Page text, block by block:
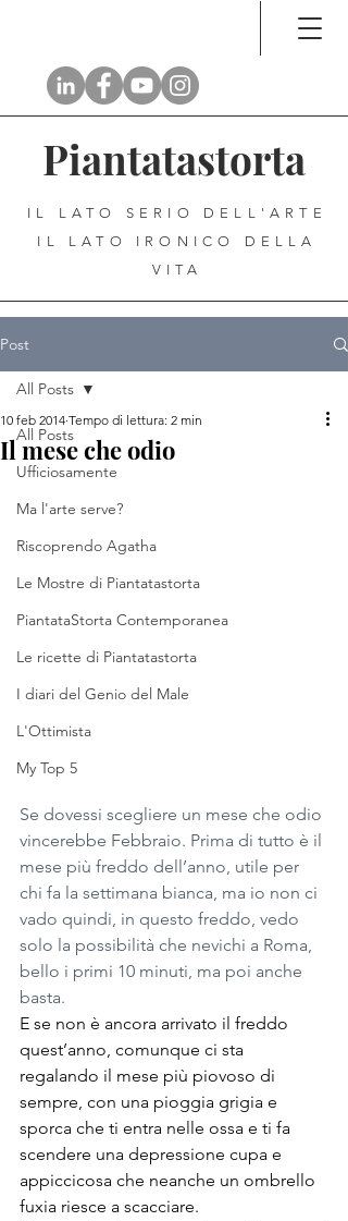
Piantatastorta
IL LATO SERIO DELL'ARTE
IL LATO IRONICO DELLA
VITA
Post
All Posts
Ufficiosamente
Ma l'arte serve?
Riscoprendo Agatha
Le Mostre di Piantatastorta
PiantataStorta Contemporanea
Le ricette di Piantatastorta
I diari del Genio del Male
L'Ottimista
My Top 5
All Posts
Il mese che odio
10 feb 2014 Tempo di lettura: 2 min
Se dovessi scegliere un mese che odio
vincerebbe Febbraio. Prima di tutto è il
mese più freddo dell’anno, utile per
chi fa la settimana bianca, ma io non ci
vado quindi, in questo freddo, vedo
solo la possibilità che nevichi a Roma,
bello i primi 10 minuti, ma poi anche
basta.
E se non è ancora arrivato il freddo
quest’anno, comunque ci sta
regalando il mese più piovoso di
sempre, con una pioggia grigia e
sporca che ti entra nelle ossa e ti fa
scendere una depressione cupa e
appiccicosa che neanche un ombrello
fuxia riesce a scacciare.